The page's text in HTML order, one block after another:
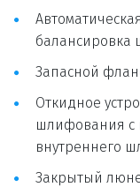
балансировка
Запасной
Откидное
шлифования с
внутреннего
Закрытый